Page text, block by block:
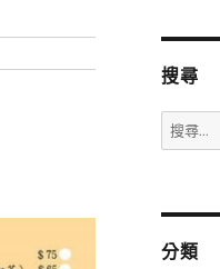
搜尋
搜
尋
字:
分類